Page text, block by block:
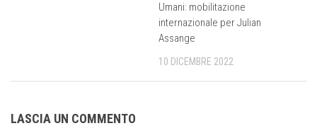
Umani: mobilitazione
internazionale per Julian
Assange
10 DICEMBRE 2022
LASCIA UN COMMENTO